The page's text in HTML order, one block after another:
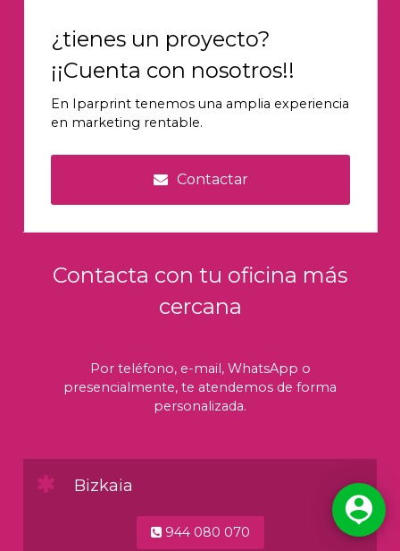
¿tienes un proyecto?
¡¡Cuenta con nosotros!!
En Iparprint tenemos una amplia experiencia
en marketing rentable.
Contactar
Contacta con tu oficina más
cercana
Por teléfono, e-mail, WhatsApp o
presencialmente, te atendemos de forma
personalizada.
Bizkaia
944 080 070
